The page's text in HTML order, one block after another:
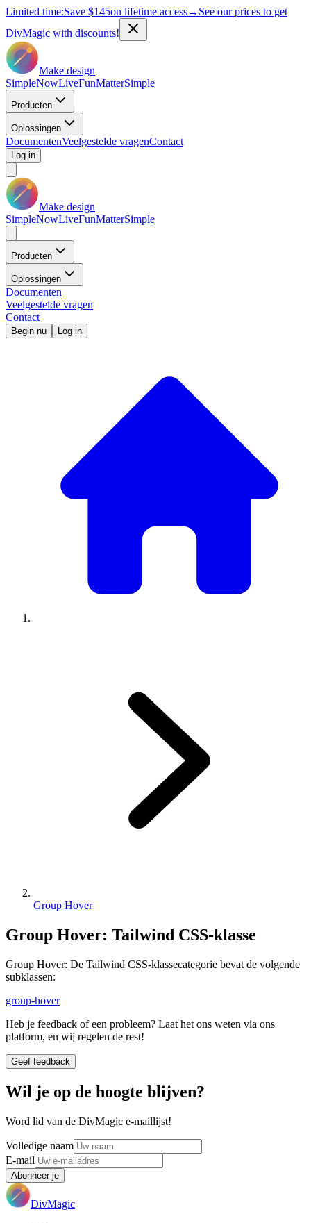
Limited time:Save $145on lifetime access→ See our prices to get
DivMagic with discounts!
Make design
SimpleNowLiveFunMatterSimple
Producten
Oplossingen
DocumentenVeelgestelde vragenContact
Log in
Make design
SimpleNowLiveFunMatterSimple
Producten
Oplossingen
Documenten
Veelgestelde vragen
Contact
Begin nu Log in
Group Hover
Group Hover: Tailwind CSS-klasse
Group Hover: De Tailwind CSS-klassecategorie bevat de volgende
subklassen:
group-hover
Heb je feedback of een probleem? Laat het ons weten via ons
platform, en wij regelen de rest!
Geef feedback
Wil je op de hoogte blijven?
Word lid van de DivMagic e-maillijst!
Volledige naam
E-mail
Abonneer je
DivMagic